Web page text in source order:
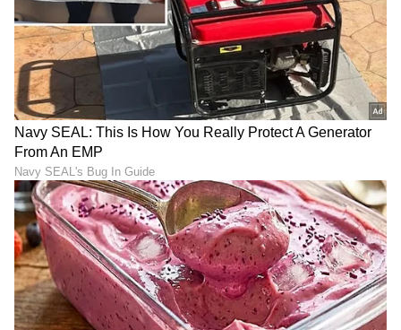
ಕಳೆದ ಬಾರಿ ಲಕ್ನೋ ಸೆಂಟ್ರಲ್ ನಿಂದ ಕಾನೂನು ಸಚಿವ
ಬ್ರಿಜೇಶ್ ಪಾಠಕ್ ಗೆದ್ದಿದ್ದರು. ಈ ಬಾರಿ ಅವರು ಲಕ್ನೋ
ಕ್ಯಾಂಟ್‌ನಿಂದ ಹೋರಾಡಿದರು. ರಾಜ್ಯ ಸಚಿವ ಶ್ರೀ ರಾಮ್
ಚೌಹಾಣ್ ಅವರನ್ನು ದಂಘಾಟಾ ಬದಲಿಗೆ ಖಜ್ನಿಯಿಂದ
ಅಭ್ಯರ್ಥಿಯನ್ನಾಗಿ ಮಾಡಲಾಯಿತು. ಈ ಬಾರಿ ರಾಜ್ಯ ಸಚಿವ
ಆನಂದ್ ಸ್ವರೂಪ್ ಶುಕ್ಲಾ ಅವರ ಸ್ಥಾನವನ್ನು ಬಲ್ಲಿಯಾ ಸದರ್
ಬದಲಿಗೆ ಬೈರಿಯಾ ಎಂದು ಬದಲಾಯಿಸಲಾಗಿದೆ. ಉಪ
ಮುಖ್ಯಮಂತ್ರಿ ದಿನೇಶ್ ಶರ್ಮಾ ವಿಧಾನಪರಿಷತ್
ಸದಸ್ಯರಾಗಿದ್ದಾರೆ. ಅವರು ಚುನಾವಣಾ ಕಣದಲ್ಲಿಲ್ಲ.
ಸಂಪುಟದ ಸಚಿವರಾದ ಮಹೇಂದ್ರ ಸಿಂಗ್, ಭೂಪೇಂದ್ರ
ಚೌಧರಿ, ಜಿತಿನ್ ಪ್ರಸಾದ್, ಸ್ವತಂತ್ರ ಉಸ್ತುವಾರಿ ಹೊಂದಿರುವ
ರಾಜ್ಯ ಸಚಿವರು ಅಶೋಕ್ ಕಟಾರಿಯಾ, ರಾಜ್ಯ ಸಚಿವರಾದ
ಮೊಹ್ಸಿನ್ ರಜಾ ಮತ್ತು ಧರಂ ಸಿಂಗ್ ಪ್ರಜಾಪತಿ ಅವರು